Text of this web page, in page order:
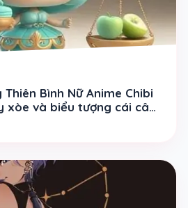
Thiên Bình Nữ Anime Chibi
xòe và biểu tượng cái cân